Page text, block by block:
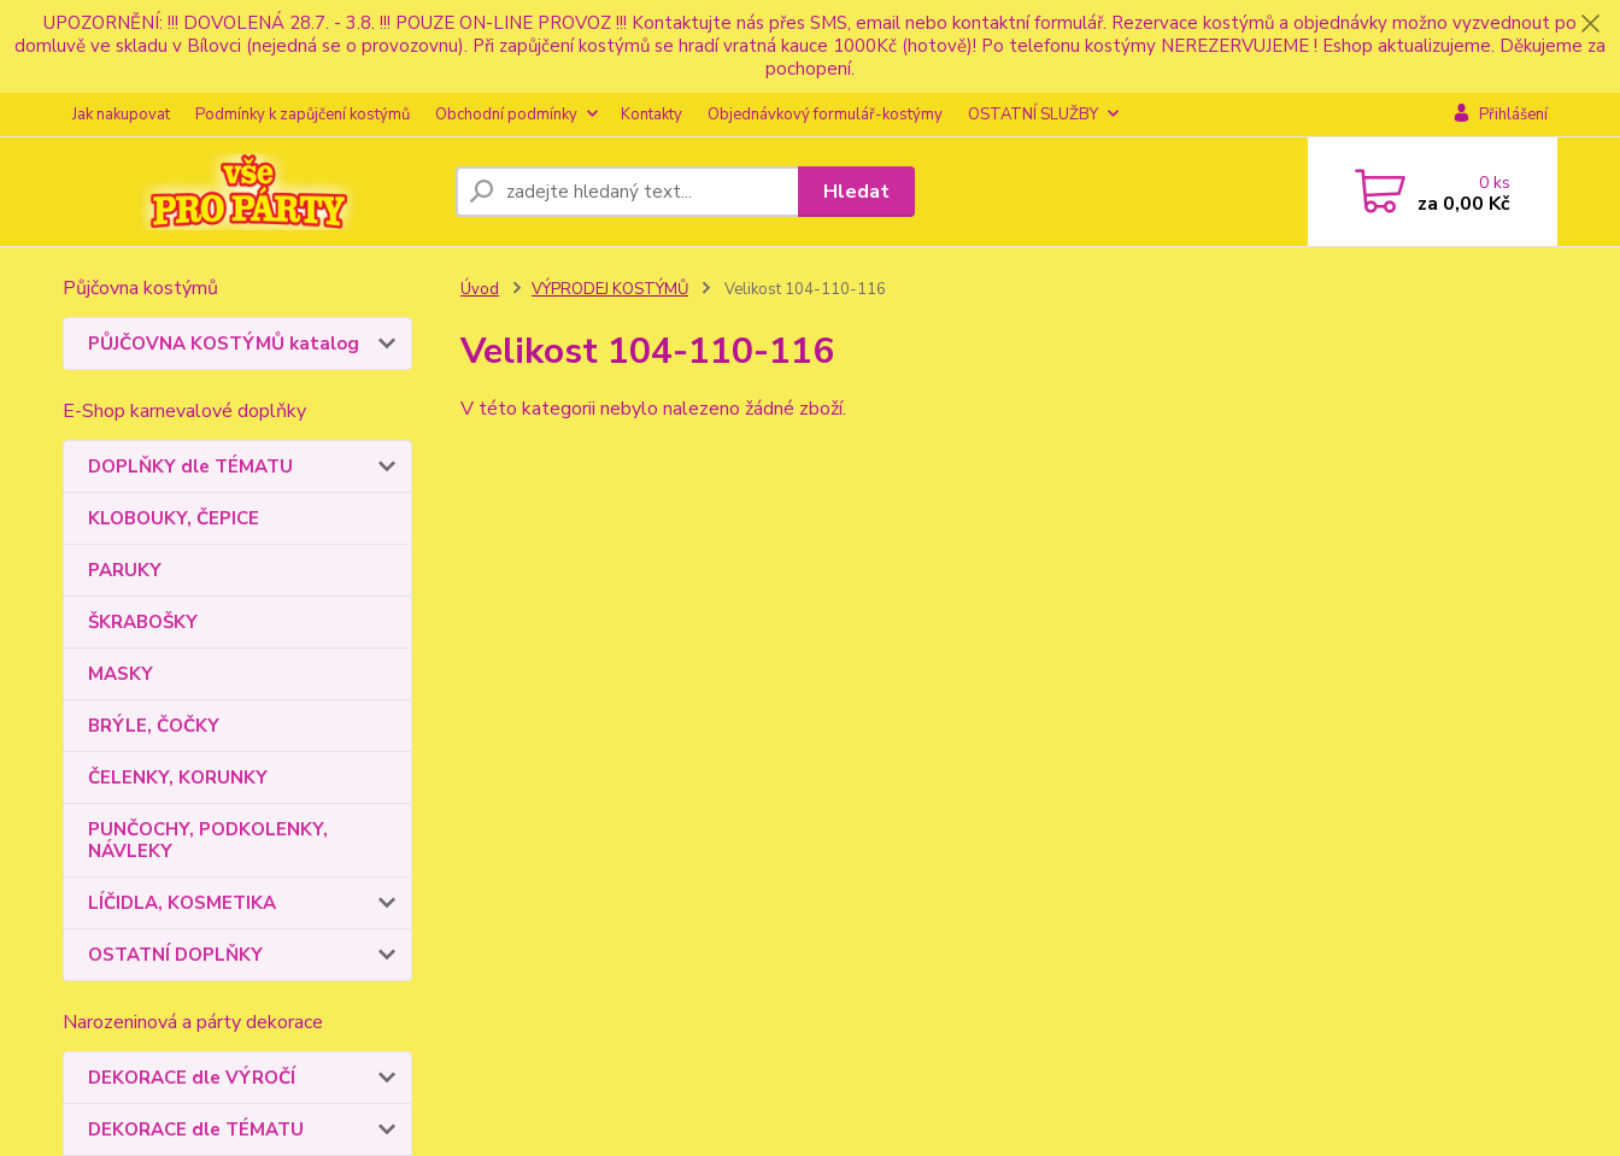
UPOZORNĚNÍ: !!! DOVOLENÁ 28.7. - 3.8. !!! POUZE ON-LINE PROVOZ !!! Kontaktujte nás přes SMS, email nebo kontaktní formulář. Rezervace kostýmů a objednávky možno vyzvednout po
domluvě ve skladu v Bílovci (nejedná se o provozovnu). Při zapůjčení kostýmů se hradí vratná kauce 1000Kč (hotově)! Po telefonu kostýmy NEREZERVUJEME ! Eshop aktualizujeme. Děkujeme za
pochopení.
Jak nakupovat Podmínky k zapůjčení kostýmů Obchodní podmínky Kontakty Objednávkový formulář-kostýmy OSTATNÍ SLUŽBY Přihlášení
Hledat 0ks
za 0,00 Kč
Půjčovna kostýmů
PŮJČOVNA KOSTÝMŮ katalog
E-Shop karnevalové doplňky
DOPLŇKY dle TÉMATU
KLOBOUKY, ČEPICE
PARUKY
ŠKRABOŠKY
MASKY
BRÝLE, ČOČKY
ČELENKY, KORUNKY
PUNČOCHY, PODKOLENKY,
NÁVLEKY
LÍČIDLA, KOSMETIKA
OSTATNÍ DOPLŇKY
Narozeninová a párty dekorace
DEKORACE dle VÝROČÍ
DEKORACE dle TÉMATU
Úvod VÝPRODEJ KOSTÝMŮ Velikost 104-110-116
Velikost 104-110-116
V této kategorii nebylo nalezeno žádné zboží.